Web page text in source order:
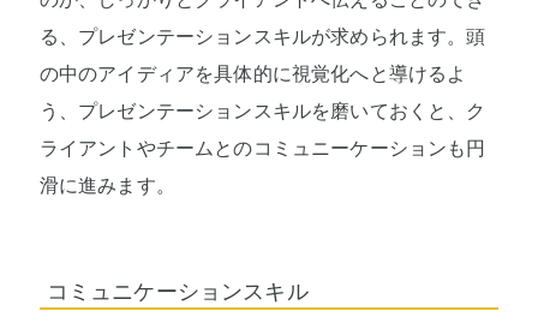
る、プレゼンテーションスキルが求められます。頭
の中のアイディアを具体的に視覚化へと導けるよ
う、プレゼンテーションスキルを磨いておくと、ク
ライアントやチームとのコミュニーケーションも円
滑に進みます。
コミュニケーションスキル